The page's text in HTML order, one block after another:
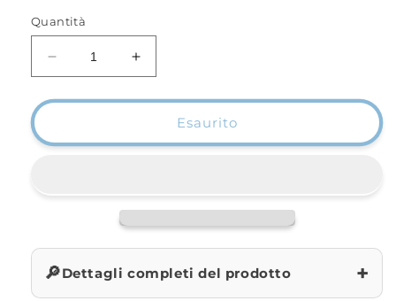
Quantità
Diminuisci
quantità
per
Fodero
Aumenta
quantità
per
Sunset
Fodero
Esaurito
🔎Dettagli completi del prodotto +